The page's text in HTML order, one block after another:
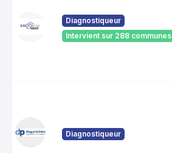
Diagnostiqueur
Intervient sur 288 communes
Diagnostiqueur